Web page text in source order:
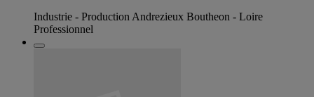
Industrie - Production Andrezieux Boutheon - Loire
Professionnel